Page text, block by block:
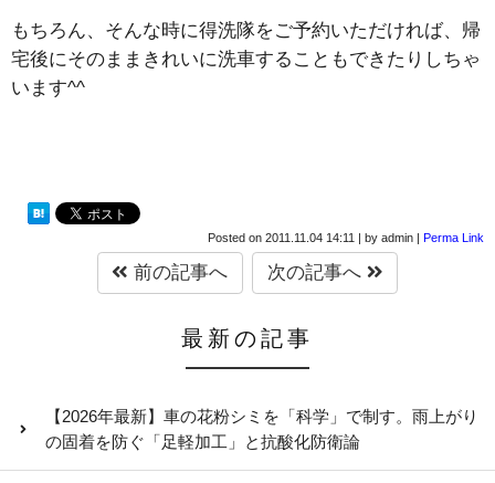
もちろん、そんな時に得洗隊をご予約いただければ、帰
宅後にそのままきれいに洗車することもできたりしちゃ
います^^
Posted on 2011.11.04 14:11 | by admin | Perma Link
前の記事へ 次の記事へ
最新の記事
【2026年最新】車の花粉シミを「科学」で制す。雨上がり
の固着を防ぐ「足軽加工」と抗酸化防衛論